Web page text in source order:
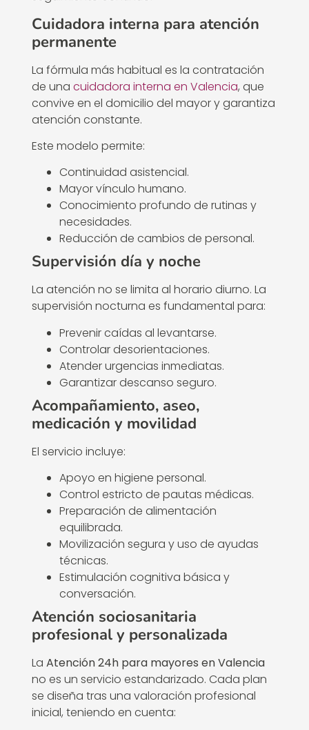
Cuidadora interna para atención
permanente
La fórmula más habitual es la contratación
de una cuidadora interna en Valencia, que
convive en el domicilio del mayor y garantiza
atención constante.
Este modelo permite:
Continuidad asistencial.
Mayor vínculo humano.
Conocimiento profundo de rutinas y
necesidades.
Reducción de cambios de personal.
Supervisión día y noche
La atención no se limita al horario diurno. La
supervisión nocturna es fundamental para:
Prevenir caídas al levantarse.
Controlar desorientaciones.
Atender urgencias inmediatas.
Garantizar descanso seguro.
Acompañamiento, aseo,
medicación y movilidad
El servicio incluye:
Apoyo en higiene personal.
Control estricto de pautas médicas.
Preparación de alimentación
equilibrada.
Movilización segura y uso de ayudas
técnicas.
Estimulación cognitiva básica y
conversación.
Atención sociosanitaria
profesional y personalizada
La Atención 24h para mayores en Valencia
no es un servicio estandarizado. Cada plan
se diseña tras una valoración profesional
inicial, teniendo en cuenta: